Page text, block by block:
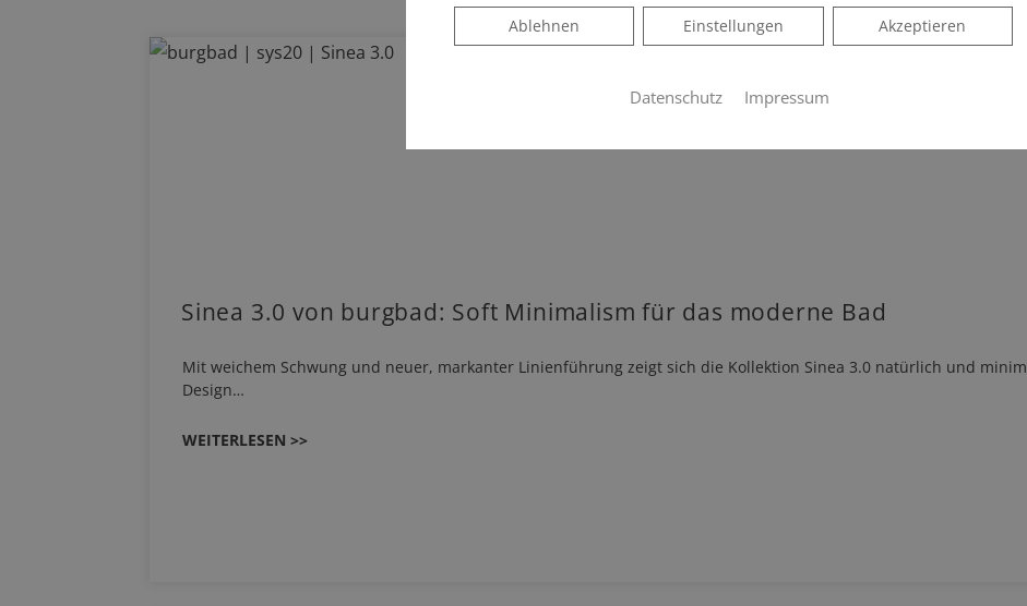
Sinea 3.0 von burgbad: Soft Minimalism für das moderne Bad
Mit weichem Schwung und neuer, markanter Linienführung zeigt sich die Kollektion Sinea 3.0 natürlich und
Design…
WEITERLESEN >>
Akzeptieren
Einstellungen
Ablehnen
Ablehnen
Datenschutz Impressum